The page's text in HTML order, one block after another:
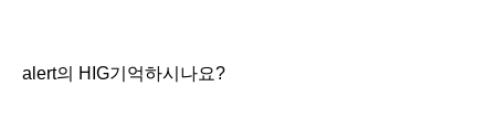
alert의 HIG기억하시나요?